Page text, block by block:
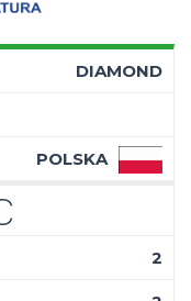
DIAMOND
POLSKA
2